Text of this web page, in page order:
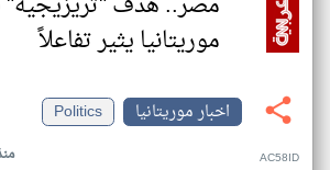
موريتانيا يثير تفاعلاً
اخبار موريتانيا
Politics
AC58ID